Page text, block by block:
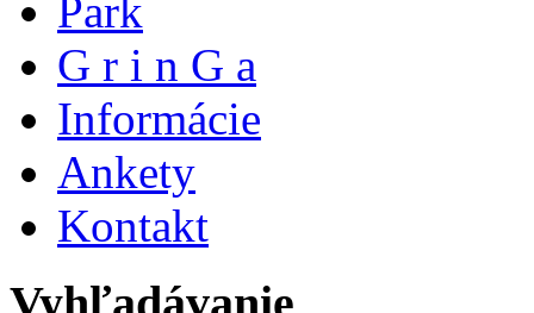
Park
G r i n G a
Informácie
Ankety
Kontakt